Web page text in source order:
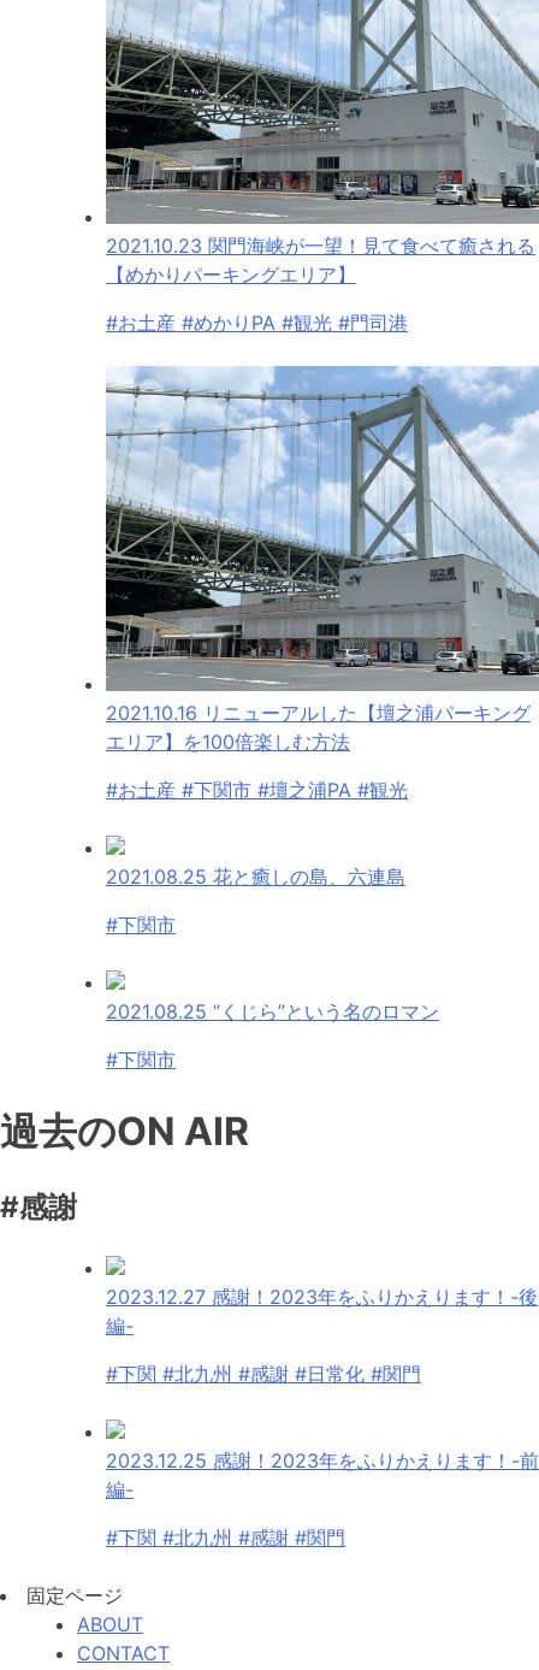
2021.10.23 関門海峡が一望！見て食べて癒される
【めかりパーキングエリア】
#お土産 #めかりPA #観光 #門司港
2021.10.16 リニューアルした【壇之浦パーキング
エリア】を100倍楽しむ方法
#お土産 #下関市 #壇之浦PA #観光
2021.08.25 花と癒しの島、六連島
#下関市
2021.08.25 “くじら”という名のロマン
#下関市
過去のON AIR
#感謝
2023.12.27 感謝！2023年をふりかえります！-後
編-
#下関 #北九州 #感謝 #日常化 #関門
2023.12.25 感謝！2023年をふりかえります！-前
編-
#下関 #北九州 #感謝 #関門
固定ページ
ABOUT
CONTACT